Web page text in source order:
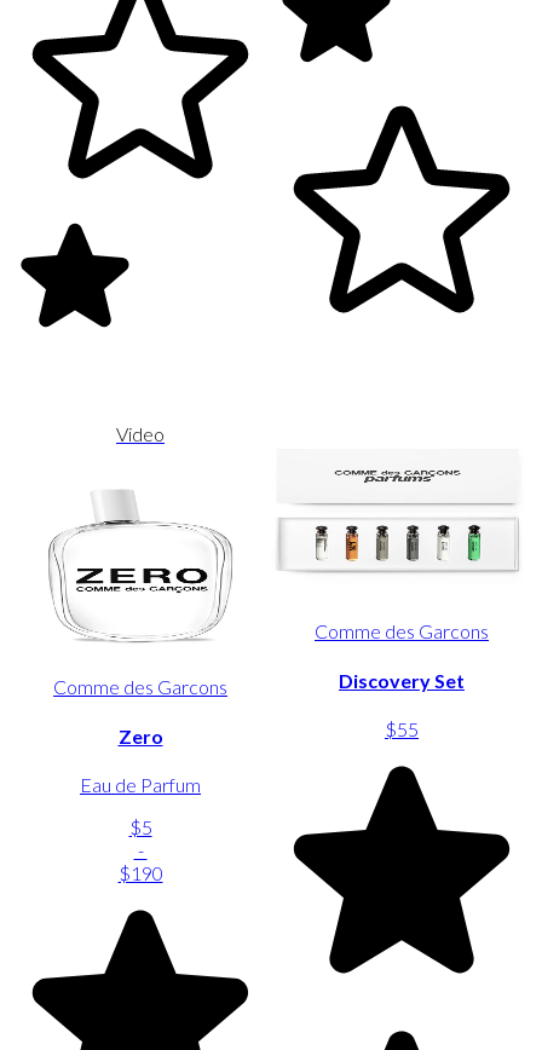
Video
Comme des Garcons
Zero
Eau de Parfum
$5
-
$190
Comme des Garcons
Discovery Set
$55